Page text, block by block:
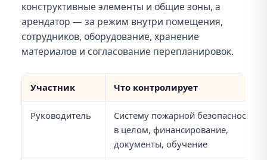
конструктивные элементы и общие зоны, а
арендатор — за режим внутри помещения,
сотрудников, оборудование, хранение
материалов и согласование перепланировок.
Участник Что контролирует
Руководитель
Систему пожарной безопасности
в целом, финансирование,
документы, обучение